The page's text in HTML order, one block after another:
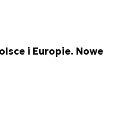
i Europie. Nowe